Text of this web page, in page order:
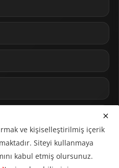
ve kişiselleştirilmiş içerik
Siteyi kullanmaya
kabul etmiş olursunuz.